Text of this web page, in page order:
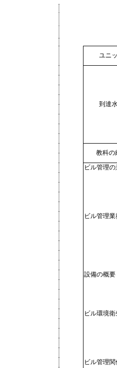
ユニ
到達
教科の
ビル管理
ビル管理業
設備の概要
ビル環境衛
ビル管理